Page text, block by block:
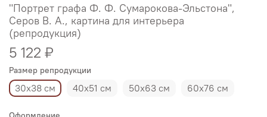
"Портрет графа Ф. Ф. Сумарокова-Эльстона",
Серов В. А., картина для интерьера
(репродукция)
5 122 ₽
Размер репродукции
30х38 см 40х51 см 50х63 см 60х76 см